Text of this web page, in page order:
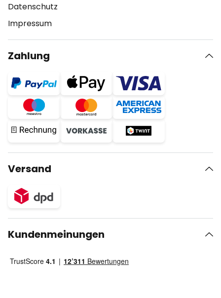
Datenschutz
Impressum
Zahlung
Versand
Kundenmeinungen